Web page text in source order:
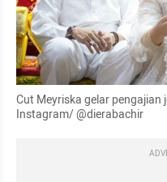
Cut Meyriska gelar
Instagram/ @dierabachir